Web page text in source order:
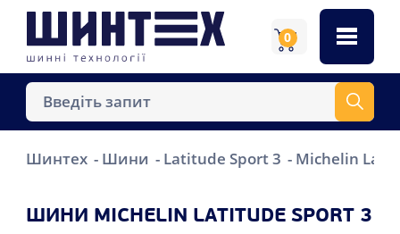
0
Шинтех Шини Latitude Sport 3 Michelin
ШИНИ MICHELIN LATITUDE SPORT 3